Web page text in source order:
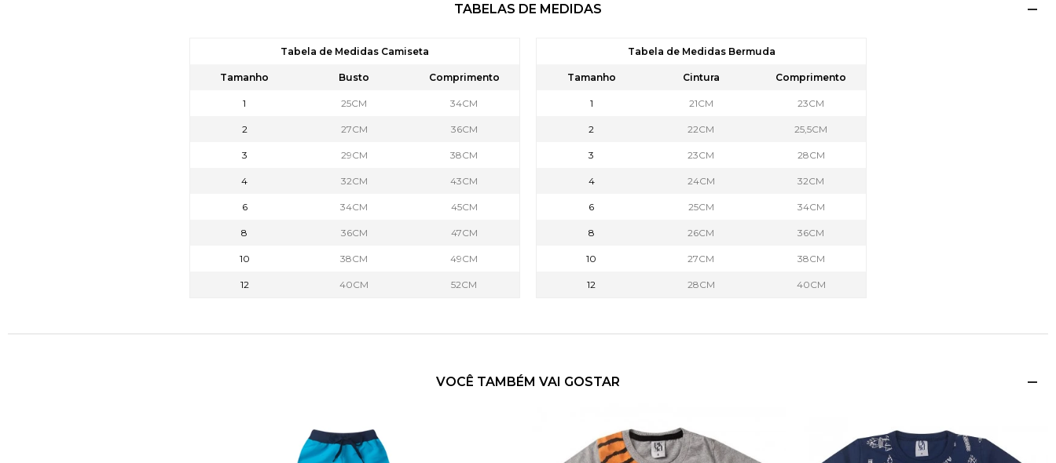
TABELAS DE MEDIDAS
Tabela de Medidas Camiseta
Tamanho Busto Comprimento
1 25CM 34CM
2 27CM 36CM
3 29CM 38CM
4 32CM 43CM
6 34CM 45CM
8 36CM 47CM
10 38CM 49CM
12 40CM 52CM
Tabela de Medidas Bermuda
Tamanho Cintura Comprimento
1 21CM 23CM
2 22CM 25,5CM
3 23CM 28CM
4 24CM 32CM
6 25CM 34CM
8 26CM 36CM
10 27CM 38CM
12 28CM 40CM
VOCÊ TAMBÉM VAI GOSTAR